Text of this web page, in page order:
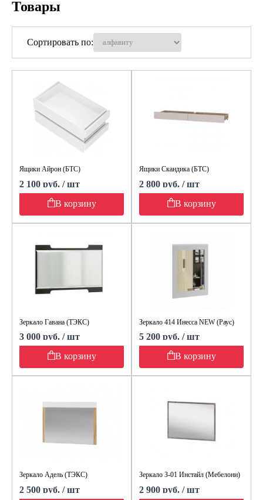
Товары
Сортировать по:
Ящики Айрон (БТС)
2 100 руб. / шт
В корзину
Ящики Скандика (БТС)
2 800 руб. / шт
В корзину
Зеркало Гавана (ТЭКС)
3 000 руб. / шт
В корзину
Зеркало 414 Инесса NEW (Раус)
5 200 руб. / шт
В корзину
Зеркало Адель (ТЭКС)
2 500 руб. / шт
Зеркало З-01 Инстайл (Мебелони)
2 900 руб. / шт